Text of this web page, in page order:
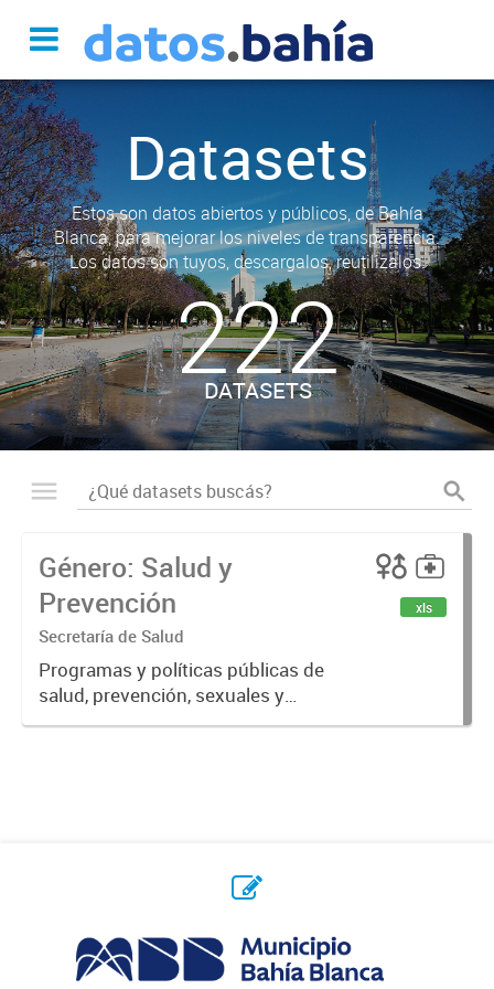
Datasets
Estos son datos abiertos y públicos, de Bahía
Blanca, para mejorar los niveles de transparencia.
Los datos son tuyos, descargalos, reutilizalos.
222
DATASETS
Género: Salud y
Prevención
Secretaría de Salud
Programas y políticas públicas de
salud, prevención, sexuales y
reproductivas.
xls